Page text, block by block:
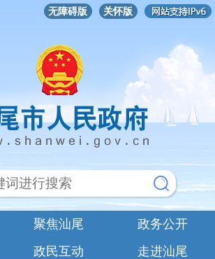
无障碍版 关怀版
聚焦汕尾
政务公开
政民互动 走进汕尾